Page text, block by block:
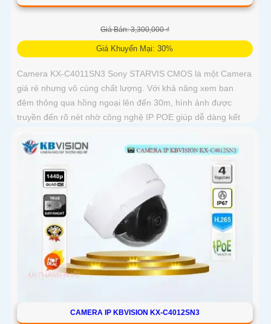
Giá Bán: 3,300,000 ₫
Giá Khuyến Mại: 30%
Camera KX-C4011SN3 Sony STARVIS CMOS là một Camera
giá rẻ nhưng vô cùng chất lượng. Với khả năng xem ban
đêm thông qua hồng ngoại lên đến 30m, hình ảnh được
truyền đến rõ nét nhờ công nghệ IP POE giúp dễ dàng kết
CAMERA IP KBVISION KX-C4012SN3